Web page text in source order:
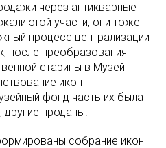
через антикварные
этой участи, они тоже
процесс централизации
после преобразования
старины в Музей
икон
фонд часть их была
проданы.
собрание икон